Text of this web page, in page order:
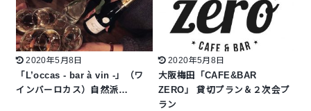
2020年5月8日
「L’occas - bar à vin -」（ワ
インバーロカス）自然派…
2020年5月8日
大阪梅田「CAFE&BAR
ZERO」 貸切プラン＆２次会プ
ラン